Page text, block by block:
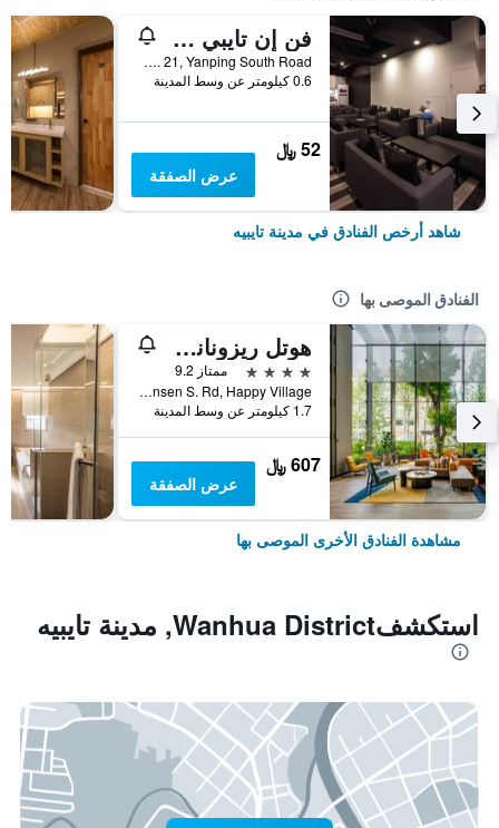
فن إن تايبي هوستل
2F, No. 21, Yanping South Road, مدينة تايبيه, تايوان
0.6 كيلومتر عن وسط المدينة
52 ﷼
عرض الصفقة
شاهد أرخص الفنادق في مدينة تايبيه
الفنادق الموصى بها
هوتل ريزونانس تايبي، تابيستري كوليكشن باي هيلتون
4 نجوم
ممتاز 9.2
No. 7 Linsen S. Rd, Happy Village, مدينة تايبيه, تايوان
1.7 كيلومتر عن وسط المدينة
607 ﷼
عرض الصفقة
مشاهدة الفنادق الأخرى الموصى بها
استكشفWanhua District, مدينة تايبيه